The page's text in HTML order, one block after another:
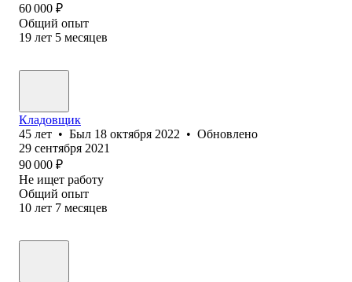
60 000 ₽
Общий опыт
19 лет 5 месяцев
Кладовщик
45 лет • Был 18 октября 2022 • Обновлено
29 сентября 2021
90 000 ₽
Не ищет работу
Общий опыт
10 лет 7 месяцев